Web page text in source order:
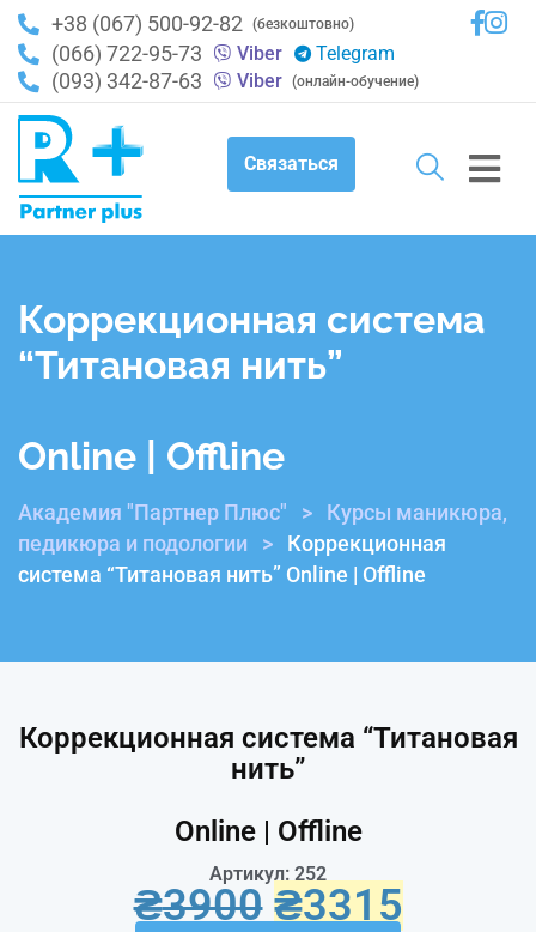
+38 (067) 500-92-82 (безкоштовно)
(066) 722-95-73 Viber Telegram
(093) 342-87-63 Viber (онлайн-обучение)
Связаться
Коррекционная система
“Титановая нить”
Online | Offline
Академия "Партнер Плюс" >
Курсы маникюра,
педикюра и подологии
>
Коррекционная
система “Титановая нить” Online | Offline
Коррекционная система “Титановая
нить”
Online | Offline
Артикул: 252
₴3900 ₴3315